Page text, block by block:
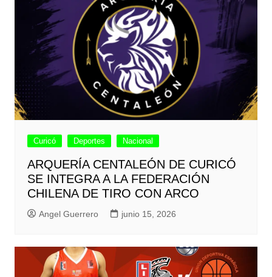
Curicó Deportes Nacional
ARQUERÍA CENTALEÓN DE CURICÓ
SE INTEGRA A LA FEDERACIÓN
CHILENA DE TIRO CON ARCO
Angel Guerrero junio 15, 2026